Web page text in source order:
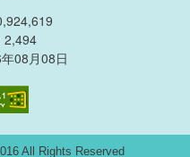
2,494
08月08日
All Rights Reserved